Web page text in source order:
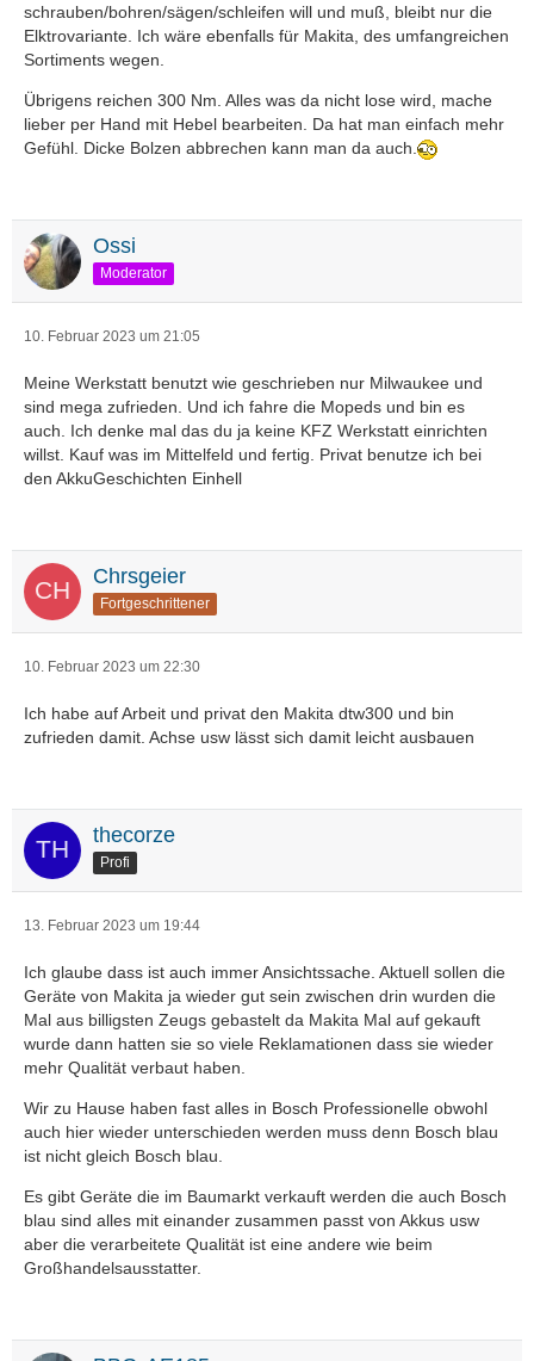
schrauben/bohren/sägen/schleifen will und muß, bleibt nur die
Elktrovariante. Ich wäre ebenfalls für Makita, des umfangreichen
Sortiments wegen.
Übrigens reichen 300 Nm. Alles was da nicht lose wird, mache
lieber per Hand mit Hebel bearbeiten. Da hat man einfach mehr
Gefühl. Dicke Bolzen abbrechen kann man da auch.
Ossi
Moderator
10. Februar 2023 um 21:05
Meine Werkstatt benutzt wie geschrieben nur Milwaukee und
sind mega zufrieden. Und ich fahre die Mopeds und bin es
auch. Ich denke mal das du ja keine KFZ Werkstatt einrichten
willst. Kauf was im Mittelfeld und fertig. Privat benutze ich bei
den AkkuGeschichten Einhell
Chrsgeier
Fortgeschrittener
10. Februar 2023 um 22:30
Ich habe auf Arbeit und privat den Makita dtw300 und bin
zufrieden damit. Achse usw lässt sich damit leicht ausbauen
thecorze
Profi
13. Februar 2023 um 19:44
Ich glaube dass ist auch immer Ansichtssache. Aktuell sollen die
Geräte von Makita ja wieder gut sein zwischen drin wurden die
Mal aus billigsten Zeugs gebastelt da Makita Mal auf gekauft
wurde dann hatten sie so viele Reklamationen dass sie wieder
mehr Qualität verbaut haben.
Wir zu Hause haben fast alles in Bosch Professionelle obwohl
auch hier wieder unterschieden werden muss denn Bosch blau
ist nicht gleich Bosch blau.
Es gibt Geräte die im Baumarkt verkauft werden die auch Bosch
blau sind alles mit einander zusammen passt von Akkus usw
aber die verarbeitete Qualität ist eine andere wie beim
Großhandelsausstatter.